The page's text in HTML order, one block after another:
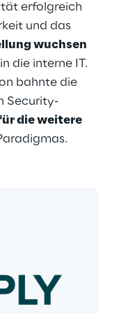
erfolgreich
und das
wuchsen
die interne IT.
bahnte die
Security-
die weitere